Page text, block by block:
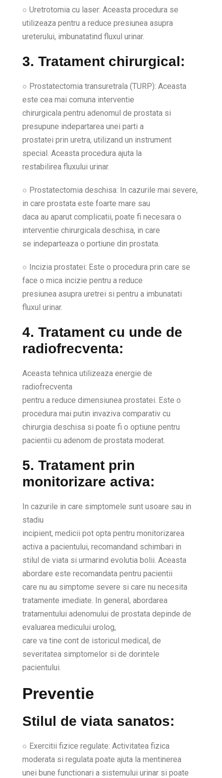
○ Uretrotomia cu laser: Aceasta procedura se
utilizeaza pentru a reduce presiunea asupra
ureterului, imbunatatind fluxul urinar.
3. Tratament chirurgical:
○ Prostatectomia transuretrala (TURP): Aceasta
este cea mai comuna interventie
chirurgicala pentru adenomul de prostata si
presupune indepartarea unei parti a
prostatei prin uretra, utilizand un instrument
special. Aceasta procedura ajuta la
restabilirea fluxului urinar.
○ Prostatectomia deschisa: In cazurile mai severe,
in care prostata este foarte mare sau
daca au aparut complicatii, poate fi necesara o
interventie chirurgicala deschisa, in care
se indeparteaza o portiune din prostata.
○ Incizia prostatei: Este o procedura prin care se
face o mica incizie pentru a reduce
presiunea asupra uretrei si pentru a imbunatati
fluxul urinar.
4. Tratament cu unde de
radiofrecventa:
Aceasta tehnica utilizeaza energie de
radiofrecventa
pentru a reduce dimensiunea prostatei. Este o
procedura mai putin invaziva comparativ cu
chirurgia deschisa si poate fi o optiune pentru
pacientii cu adenom de prostata moderat.
5. Tratament prin
monitorizare activa:
In cazurile in care simptomele sunt usoare sau in
stadiu
incipient, medicii pot opta pentru monitorizarea
activa a pacientului, recomandand schimbari in
stilul de viata si urmarind evolutia bolii. Aceasta
abordare este recomandata pentru pacientii
care nu au simptome severe si care nu necesita
tratamente imediate. In general, abordarea
tratamentului adenomului de prostata depinde de
evaluarea medicului urolog,
care va tine cont de istoricul medical, de
severitatea simptomelor si de dorintele
pacientului.
Preventie
Stilul de viata sanatos:
○ Exercitii fizice regulate: Activitatea fizica
moderata si regulata poate ajuta la mentinerea
unei bune functionari a sistemului urinar si poate